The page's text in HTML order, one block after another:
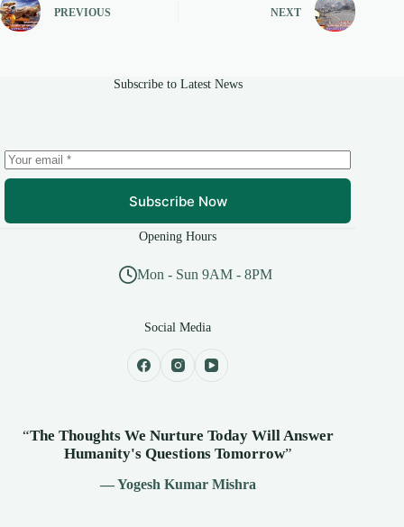
PREVIOUS NEXT
Subscribe to Latest News
Subscribe Now
Opening Hours
Mon - Sun 9AM - 8PM
Social Media
“The Thoughts We Nurture Today Will Answer
Humanity's Questions Tomorrow”
— Yogesh Kumar Mishra